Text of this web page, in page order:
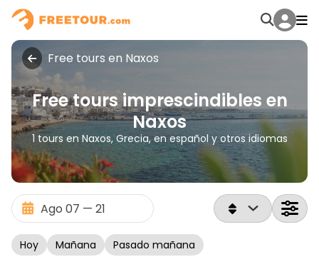
Free tours en Naxos
Free tours imprescindibles en
Naxos
1 tours en Naxos, Grecia, en español y otros idiomas
Hoy Mañana Pasado mañana